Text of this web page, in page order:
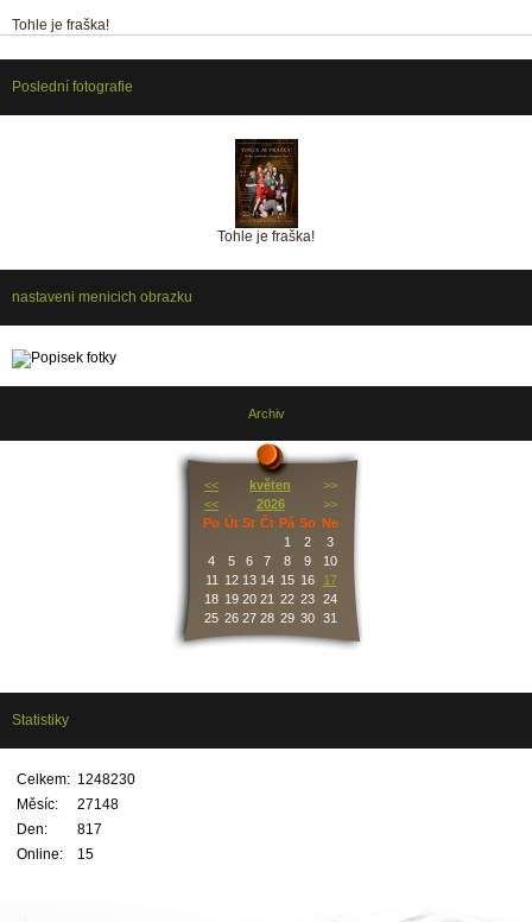
Tohle je fraška!
Poslední fotografie
Tohle je fraška!
nastaveni menicich obrazku
Archiv
<< květen
>>
<<
2026
>>
Po Út St Čt Pá So Ne
1
2
3
4
5 6 7 8 9
10
11
12 13 14 15 16
17
18 19 20 21 22 23 24
25 26 27 28 29 30 31
Statistiky
Online: 15
Celkem: 1248230
Měsíc:
27148
Den:
817